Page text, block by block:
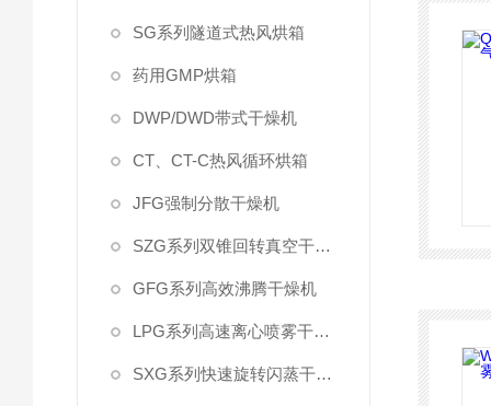
SG系列隧道式热风烘箱
药用GMP烘箱
DWP/DWD带式干燥机
CT、CT-C热风循环烘箱
JFG强制分散干燥机
SZG系列双锥回转真空干燥机
GFG系列高效沸腾干燥机
LPG系列高速离心喷雾干燥机
SXG系列快速旋转闪蒸干燥机